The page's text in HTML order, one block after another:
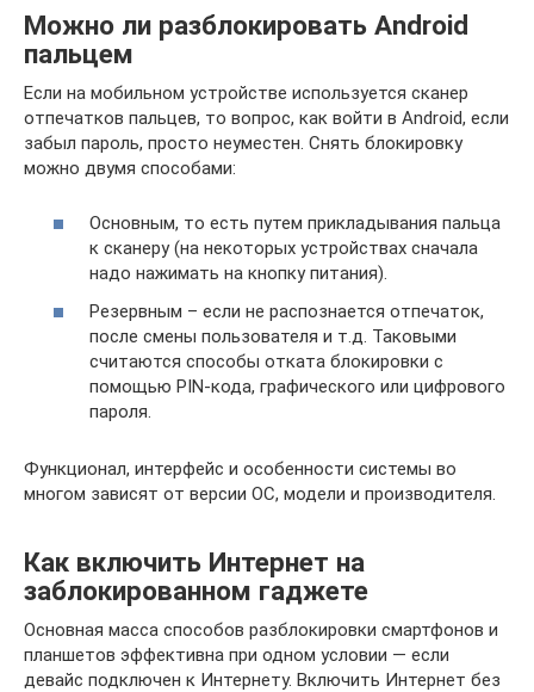
Можно ли разблокировать Аndroid
пальцем
Если на мобильном устройстве используется сканер
отпечатков пальцев, то вопрос, как войти в Аndroid, если
забыл пароль, просто неуместен. Снять блокировку
можно двумя способами:
Основным, то есть путем прикладывания пальца
к сканеру (на некоторых устройствах сначала
надо нажимать на кнопку питания).
Резервным – если не распознается отпечаток,
после смены пользователя и т.д. Таковыми
считаются способы отката блокировки с
помощью PIN-кода, графического или цифрового
пароля.
Функционал, интерфейс и особенности системы во
многом зависят от версии ОС, модели и производителя.
Как включить Интернет на
заблокированном гаджете
Основная масса способов разблокировки смартфонов и
планшетов эффективна при одном условии — если
девайс подключен к Интернету. Включить Интернет без